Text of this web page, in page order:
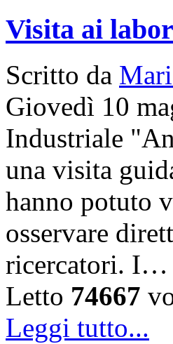
Visita ai
Scritto da
Giovedì 10
Industriale
una visita
hanno potuto
osservare
ricercatori. I…
Letto 74667
Leggi tutto...